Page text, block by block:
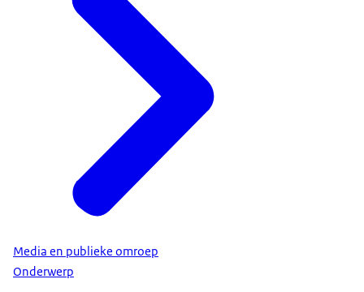
Media en publieke omroep
Onderwerp